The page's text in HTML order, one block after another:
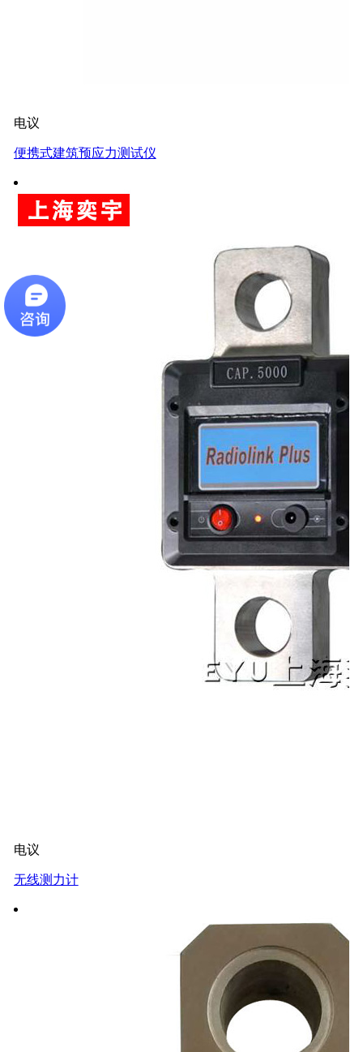
电议
便携式建筑预应力测试仪
电议
无线测力计